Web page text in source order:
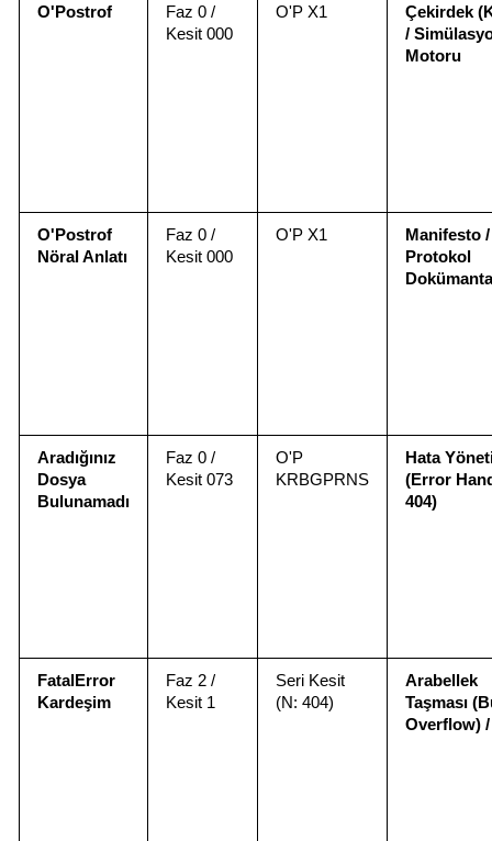
O'Postrof
Faz 0 /
Kesit 000
O'P X1
Çekirdek
/
Motoru
O'Postrof
Nöral Anlatı
Faz 0 /
Kesit 000
O'P X1
Manifesto /
Protokol
Aradığınız
Dosya
Bulunamadı
Faz 0 /
Kesit 073
O'P
KRBGPRNS
Hata
(Error
404)
FatalError
Kardeşim
Faz 2 /
Kesit 1
Seri Kesit
(N: 404)
Arabellek
Taşması
Overflow)